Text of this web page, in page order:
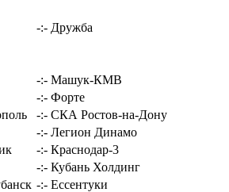
-:- Дружба
-:- Машук-КМВ
-:- Форте
-:- СКА Ростов-на-Дону
-:- Легион Динамо
-:- Краснодар-3
-:- Кубань Холдинг
-:- Ессентуки